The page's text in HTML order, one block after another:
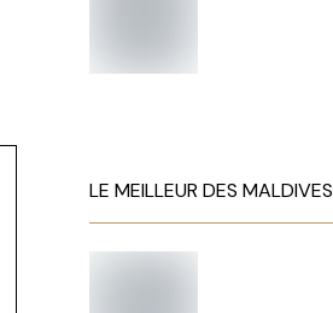
LE MEILLEUR DES MALDIVES